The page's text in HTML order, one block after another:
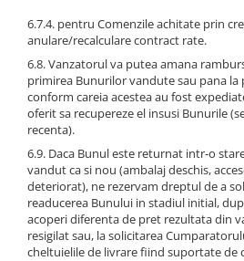
6.7.4. pentru Comenzile achitate prin
anulare/recalculare contract rate.
6.8. Vanzatorul va putea amana
primirea Bunurilor vandute sau pana la
conform careia acestea au fost
oferit sa recupereze el insusi Bunurile
recenta).
6.9. Daca Bunul este returnat intr-o
vandut ca si nou (ambalaj deschis,
deteriorat), ne rezervam dreptul de a
readucerea Bunului in stadiul initial,
acoperi diferenta de pret rezultata din
resigilat sau, la solicitarea
cheltuielile de livrare fiind suportate de